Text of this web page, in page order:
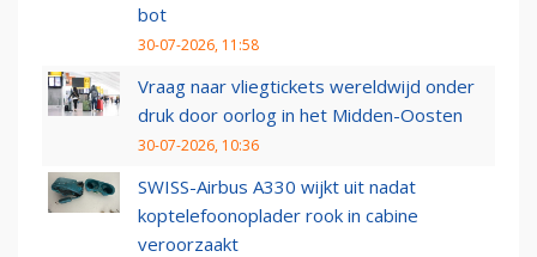
bot
30-07-2026, 11:58
Vraag naar vliegtickets wereldwijd onder
druk door oorlog in het Midden-Oosten
30-07-2026, 10:36
SWISS-Airbus A330 wijkt uit nadat
koptelefoonoplader rook in cabine
veroorzaakt